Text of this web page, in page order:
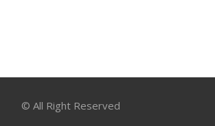
© All Right Reserved